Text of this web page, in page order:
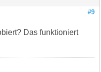
#9
Das funktioniert